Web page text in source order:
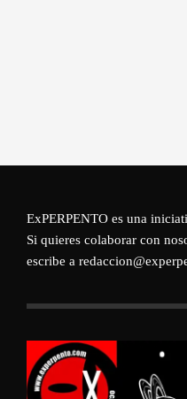
ExPERPENTO es una
Si quieres colaborar con
escribe a